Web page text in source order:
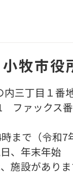
小牧市役
内三丁目１番
ファックス
時まで（令
、年末年始
施設があり